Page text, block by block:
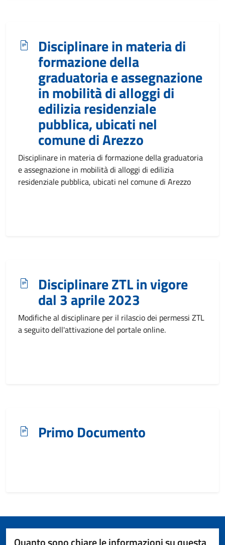
Disciplinare in materia di
formazione della
graduatoria e assegnazione
in mobilità di alloggi di
edilizia residenziale
pubblica, ubicati nel
comune di Arezzo
Disciplinare in materia di formazione della graduatoria
e assegnazione in mobilità di alloggi di edilizia
residenziale pubblica, ubicati nel comune di Arezzo
Disciplinare ZTL in vigore
dal 3 aprile 2023
Modifiche al disciplinare per il rilascio dei permessi ZTL
a seguito dell'attivazione del portale online.
Primo Documento